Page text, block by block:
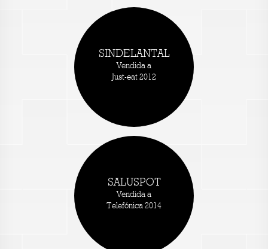
SINDELANTAL
Vendida a
Just-eat 2012
SALUSPOT
Vendida a
Telefónica 2014